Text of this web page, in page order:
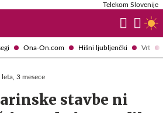
Ona-On.com Hišni ljubljenčki Vrt
Telekom Slovenije
leta, 3 mesece
stavbe ni